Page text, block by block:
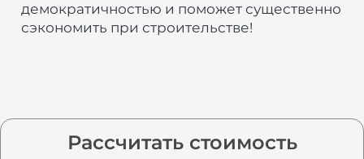
демократичностью и поможет существенно
сэкономить при строительстве!
Рассчитать стоимость